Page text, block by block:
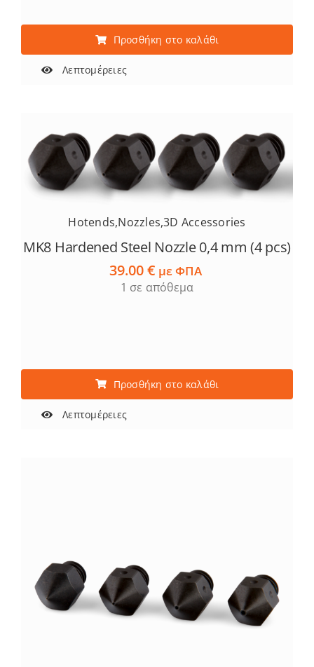
Προσθήκη στο καλάθι
Λεπτομέρειες
Hotends,Nozzles,3D Accessories
MK8 Hardened Steel Nozzle 0,4 mm (4 pcs)
39.00€ με ΦΠΑ
1 σε απόθεμα
Προσθήκη στο καλάθι
Λεπτομέρειες